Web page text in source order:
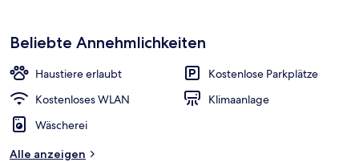
Beliebte Annehmlichkeiten
Haustiere erlaubt
Kostenlose Parkplätze
Kostenloses WLAN
Klimaanlage
Wäscherei
Alle anzeigen